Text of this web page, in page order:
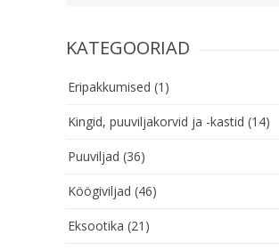
KATEGOORIAD
Eripakkumised (1)
Kingid, puuviljakorvid ja -kastid (14)
Puuviljad (36)
Köögiviljad (46)
Eksootika (21)